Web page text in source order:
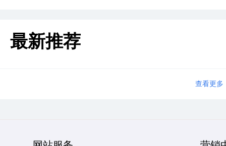
最新推荐
查看更多